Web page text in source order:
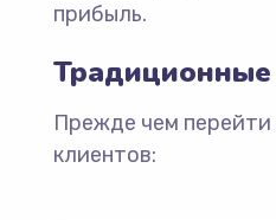
прибыль.
Прежде чем перейти
клиентов: